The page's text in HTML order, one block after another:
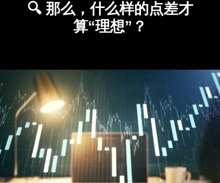
🔍 那么，什么样的点差才
算“理想”？